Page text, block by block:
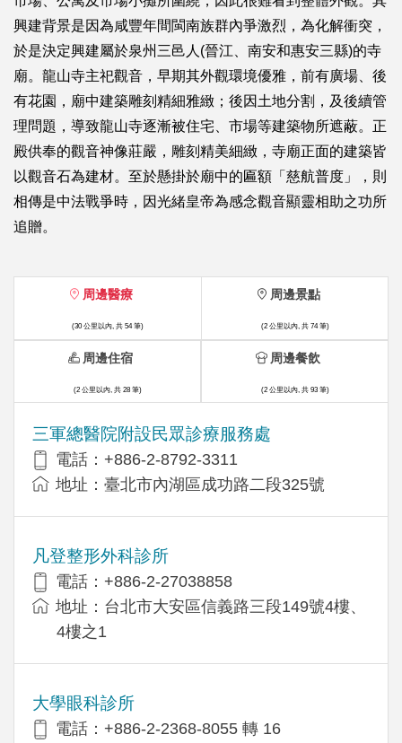
興建背景是因為咸豐年間閩南族群內爭激烈，為化解衝突，
於是決定興建屬於泉州三邑人(晉江、南安和惠安三縣)的寺
廟。龍山寺主祀觀音，早期其外觀環境優雅，前有廣場、後
有花園，廟中建築雕刻精細雅緻；後因土地分割，及後續管
理問題，導致龍山寺逐漸被住宅、市場等建築物所遮蔽。正
殿供奉的觀音神像莊嚴，雕刻精美細緻，寺廟正面的建築皆
以觀音石為建材。至於懸掛於廟中的匾額「慈航普度」，則
相傳是中法戰爭時，因光緒皇帝為感念觀音顯靈相助之功所
追贈。
周邊醫療
(30 公里以內, 共 54 筆)
三軍總醫院附設民眾診療服務處
電話：+886-2-8792-3311
地址：臺北市內湖區成功路二段325號
凡登整形外科診所
電話：+886-2-27038858
地址：台北市大安區信義路三段149號4樓、
4樓之1
大學眼科診所
電話：+886-2-2368-8055 轉 16
周邊景點
(2 公里以內, 共 74 筆)
周邊住宿
(2 公里以內, 共 28 筆)
周邊餐飲
(2 公里以內, 共 93 筆)